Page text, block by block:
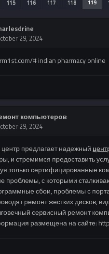
115 116 117 118 119
29, 2024
# indian pharmacy online
компьютеров
29, 2024
предлагает надежный
и стремимся предоставить
только сертифицированные
с которыми
сбои, проблемы с
ремонт жестких дисков,
сервисный ремонт
размещена на сайте: